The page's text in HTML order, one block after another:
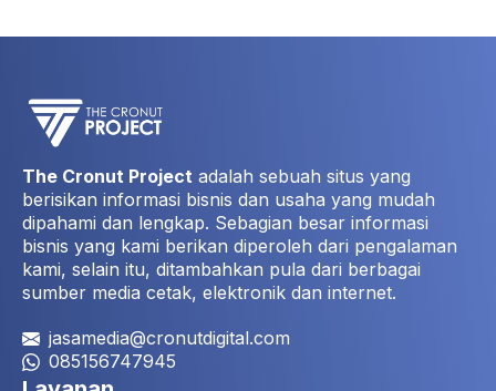
The Cronut Project adalah sebuah situs yang
berisikan informasi bisnis dan usaha yang mudah
dipahami dan lengkap. Sebagian besar informasi
bisnis yang kami berikan diperoleh dari pengalaman
kami, selain itu, ditambahkan pula dari berbagai
sumber media cetak, elektronik dan internet.
jasamedia@cronutdigital.com
085156747945